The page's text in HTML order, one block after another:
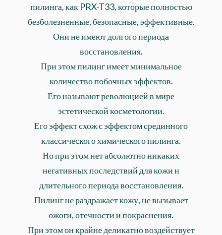
пилинга, как PRX-T33, которые полностью
безболезненные, безопасные, эффективные.
Они не имеют долгого периода
восстановления.
При этом пилинг имеет минимальное
количество побочных эффектов.
Его называют революцией в мире
эстетической косметологии.
Его эффект схож с эффектом срединного
классического химического пилинга.
Но при этом нет абсолютно никаких
негативных последствий для кожи и
длительного периода восстановления.
Пилинг не раздражает кожу, не вызывает
ожоги, отечности и покраснения.
При этом он крайне деликатно воздействует